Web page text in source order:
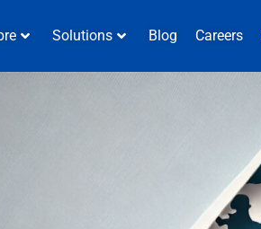
Solutions Blog Careers